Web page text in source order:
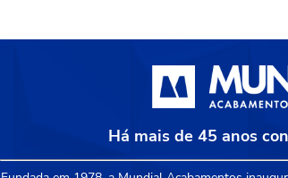
Há mais de 45 anos